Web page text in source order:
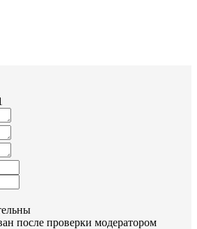
после проверки модератором